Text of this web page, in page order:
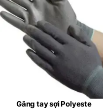
Găng tay sợi Polyeste